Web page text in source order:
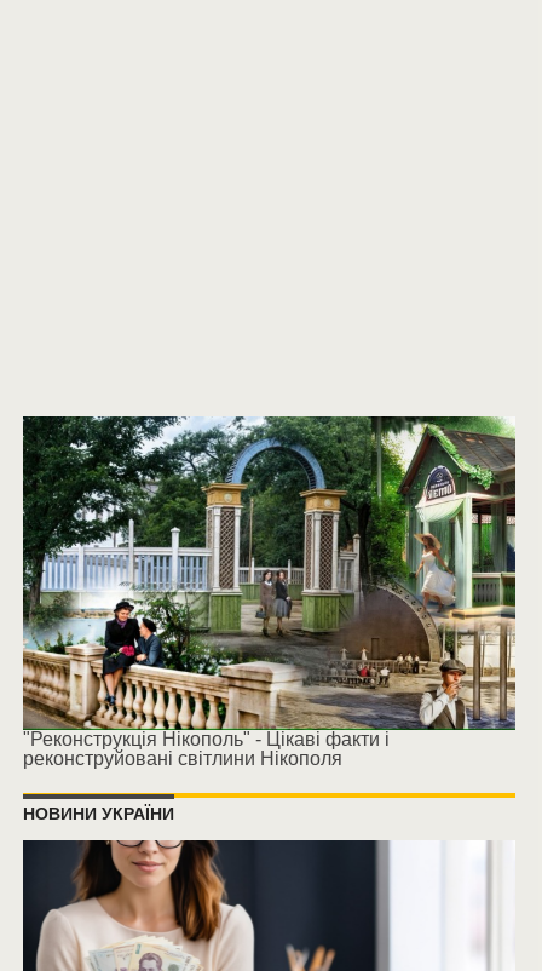
"Реконструкція Нікополь" - Цікаві факти і
реконструйовані світлини Нікополя
НОВИНИ УКРАЇНИ